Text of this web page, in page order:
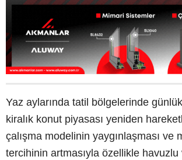
Yaz aylarında tatil bölgelerinde
kiralık konut piyasası yeniden
çalışma modelinin yaygınlaşması ve
tercihinin artmasıyla özellikle havuzlu